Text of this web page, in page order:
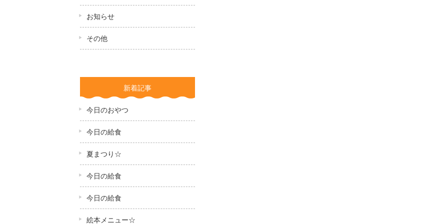
お知らせ
その他
新着記事
今日のおやつ
今日の給食
夏まつり☆
今日の給食
今日の給食
絵本メニュー☆